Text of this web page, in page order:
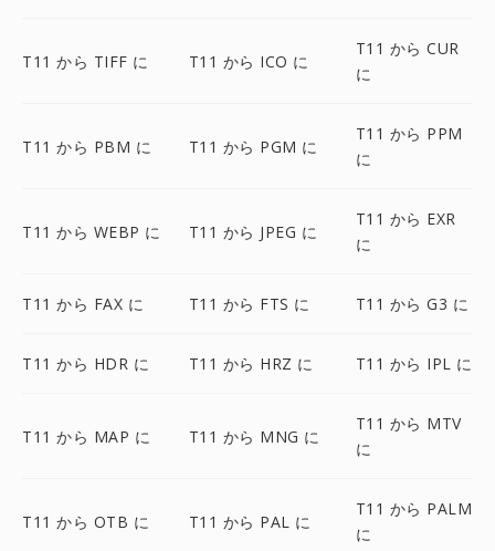
T11 から TIFF に T11 から ICO に
T11 から CUR
に
T11 から PBM に T11 から PGM に
T11 から PPM
に
T11 から WEBP に T11 から JPEG に
T11 から EXR
に
T11 から FAX に T11 から FTS に T11 から G3 に
T11 から HDR に T11 から HRZ に T11 から IPL に
T11 から MAP に T11 から MNG に
T11 から MTV
に
T11 から OTB に T11 から PAL に
T11 から PALM
に